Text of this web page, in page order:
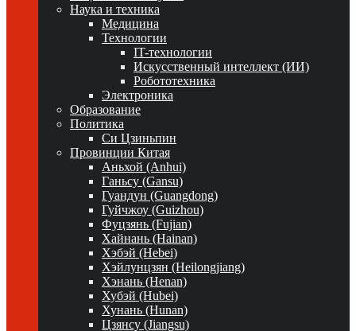
Наука и техника
Медицина
Технологии
IT-технологии
Искусственный интеллект (ИИ)
Робототехника
Электроника
Образование
Политика
Си Цзиньпин
Провинции Китая
Аньхой (Anhui)
Ганьсу (Gansu)
Гуандун (Guangdong)
Гуйчжоу (Guizhou)
Фуцзянь (Fujian)
Хайнань (Hainan)
Хэбэй (Hebei)
Хэйлунцзян (Heilongjiang)
Хэнань (Henan)
Хубэй (Hubei)
Хунань (Hunan)
Цзянсу (Jiangsu)